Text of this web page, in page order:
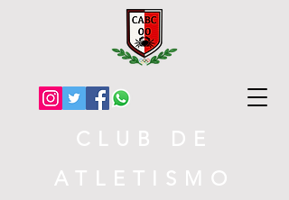
CLUB DE
ATLETISMO